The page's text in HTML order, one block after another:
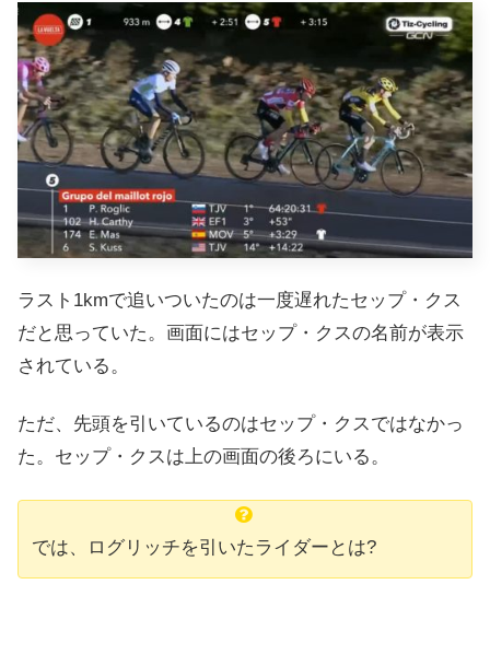
ラスト1kmで追いついたのは一度遅れたセップ・クス
だと思っていた。画面にはセップ・クスの名前が表示
されている。
ただ、先頭を引いているのはセップ・クスではなかっ
た。セップ・クスは上の画面の後ろにいる。
では、ログリッチを引いたライダーとは?